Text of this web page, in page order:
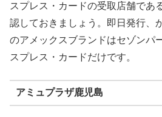
スプレス・カードの受取店舗であ
認しておきましょう。即日発行、
のアメックスブランドはセゾンパ
スプレス・カードだけです。
アミュプラザ鹿児島